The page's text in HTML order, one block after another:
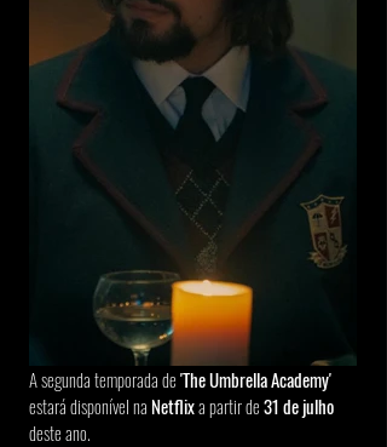
A segunda temporada de 'The Umbrella Academy'
estará disponível na Netflix a partir de 31 de julho
deste ano.